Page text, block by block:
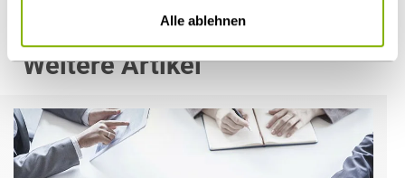
Alle ablehnen
Weitere Artikel